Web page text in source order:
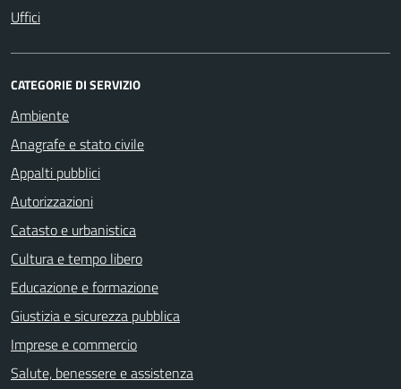
Uffici
CATEGORIE DI SERVIZIO
Ambiente
Anagrafe e stato civile
Appalti pubblici
Autorizzazioni
Catasto e urbanistica
Cultura e tempo libero
Educazione e formazione
Giustizia e sicurezza pubblica
Imprese e commercio
Salute, benessere e assistenza